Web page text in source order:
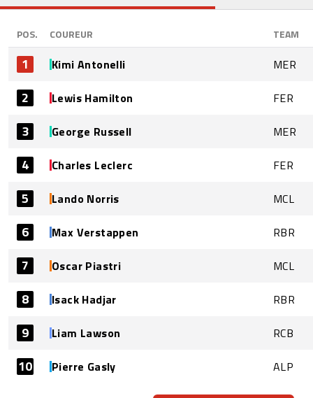
POS. COUREUR TEAM
1 Kimi Antonelli MER
2 Lewis Hamilton FER
3 George Russell MER
4 Charles Leclerc FER
5 Lando Norris MCL
6 Max Verstappen RBR
7 Oscar Piastri MCL
8 Isack Hadjar RBR
9 Liam Lawson RCB
10 Pierre Gasly ALP